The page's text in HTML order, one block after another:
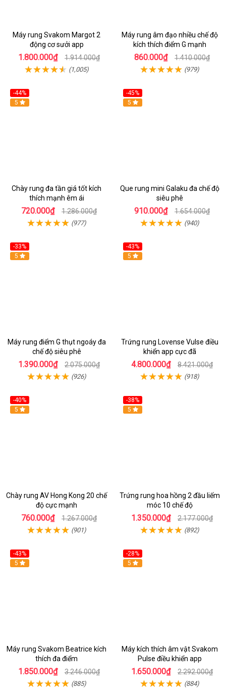
Máy rung Svakom Margot 2
động cơ sưởi app
1.800.000₫ 1.914.000₫
(1,005)
Máy rung âm đạo nhiều chế độ
kích thích điểm G mạnh
860.000₫ 1.410.000₫
(979)
-44%
Hot
5
Chày rung đa tần giá tốt kích
thích mạnh êm ái
720.000₫ 1.286.000₫
(977)
-45%
Hot
5
Que rung mini Galaku đa chế độ
siêu phê
910.000₫ 1.654.000₫
(940)
-33%
Hot
5
Máy rung điểm G thụt ngoáy đa
chế độ siêu phê
1.390.000₫ 2.075.000₫
(926)
-43%
Hot
5
Trứng rung Lovense Vulse điều
khiển app cực đã
4.800.000₫ 8.421.000₫
(918)
-40%
5
Chày rung AV Hong Kong 20 chế
độ cực mạnh
760.000₫ 1.267.000₫
(901)
-38%
Hot
5
Trứng rung hoa hồng 2 đầu liếm
móc 10 chế độ
1.350.000₫ 2.177.000₫
(892)
-43%
Hot
5
Máy rung Svakom Beatrice kích
thích đa điểm
1.850.000₫ 3.246.000₫
(885)
-28%
Hot
5
Máy kích thích âm vật Svakom
Pulse điều khiển app
1.650.000₫ 2.292.000₫
(884)